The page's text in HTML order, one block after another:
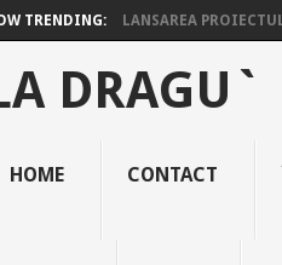
TRENDING: LANSAREA
DRAGU`
HOME CONTACT